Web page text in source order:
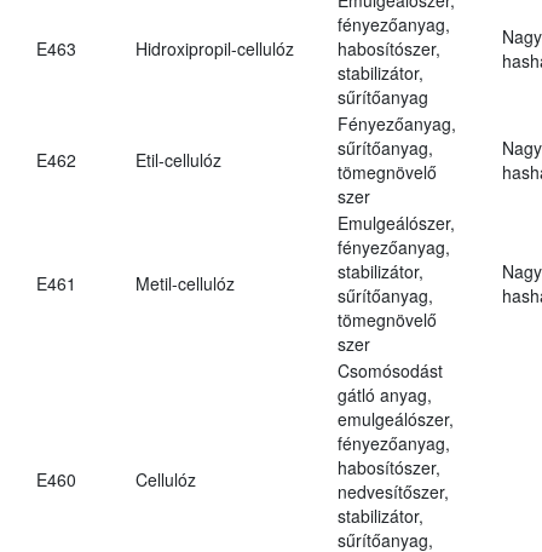
E463 Hidroxipropil-cellulóz
fényezőanyag,
habosítószer,
stabilizátor,
sűrítőanyag
E462 Etil-cellulóz
Fényezőanyag,
sűrítőanyag,
tömegnövelő
szer
E461 Metil-cellulóz
Emulgeálószer,
fényezőanyag,
stabilizátor,
sűrítőanyag,
tömegnövelő
szer
E460 Cellulóz
Csomósodást
gátló anyag,
emulgeálószer,
fényezőanyag,
habosítószer,
nedvesítőszer,
stabilizátor,
sűrítőanyag,